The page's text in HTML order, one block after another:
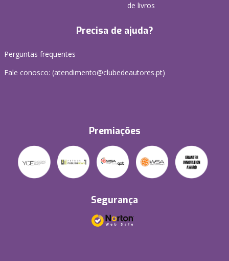
de livros
Precisa de ajuda?
Perguntas frequentes
Fale conosco: (atendimento@clubedeautores.pt)
Premiações
Segurança